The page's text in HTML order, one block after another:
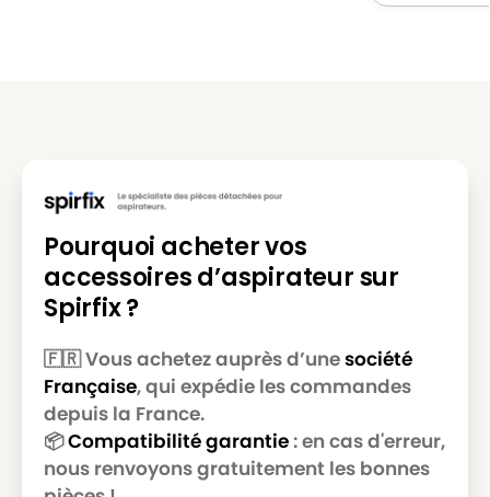
MIELE ALLERGY CONTROL PL
MIELE ALLERGY CONTROL PLUS
MIELE
MIELE ALLERGY CONTROL PLUSS500
MIELE
MIELE ALLERGY CONTROL PLUSS600
MIELE
MIELE ALLERGY CONTROL S300
MIELE
MIELE ALLERGY CONTROL S400
MIELE
MIELE ALLERGY CONTROL S5381
MIELE
MIELE ALLERGY CONTROL S600
Pourquoi acheter vos
accessoires d’aspirateur sur
Spirfix ?
🇫🇷 Vous achetez auprès d’unesociété
Française, qui expédie les commandes
depuis la France.
📦Compatibilité garantie: en cas d'erreur,
nous renvoyons gratuitement les bonnes